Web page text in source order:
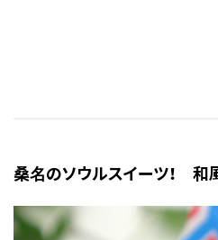
桑名のソウルスイーツ！ 和